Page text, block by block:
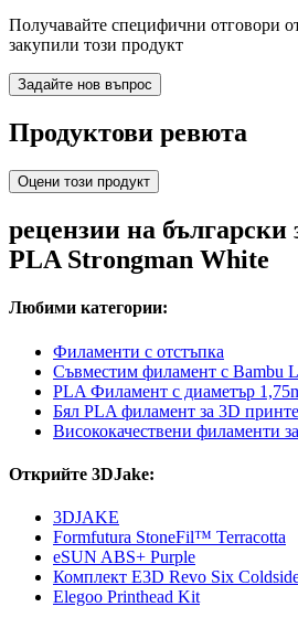
Получавайте специфични отговори
закупили този продукт
Задайте нов въпрос
Продуктови ревюта
Оцени този продукт
рецензии на
PLA Strongman White
Любими категории:
Филаменти с отстъпка
Съвместим филамент с Bambu
PLA Филамент с диаметър
Бял PLA филамент за 3D
Висококачествени филаменти
Открийте 3DJake:
3DJAKE
Formfutura StoneFil™ Terracotta
eSUN ABS+ Purple
Комплект E3D Revo Six
Elegoo Printhead Kit